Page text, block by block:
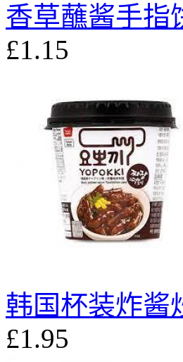
香草蘸酱手指
£1.15
韩国杯装炸酱
£1.95